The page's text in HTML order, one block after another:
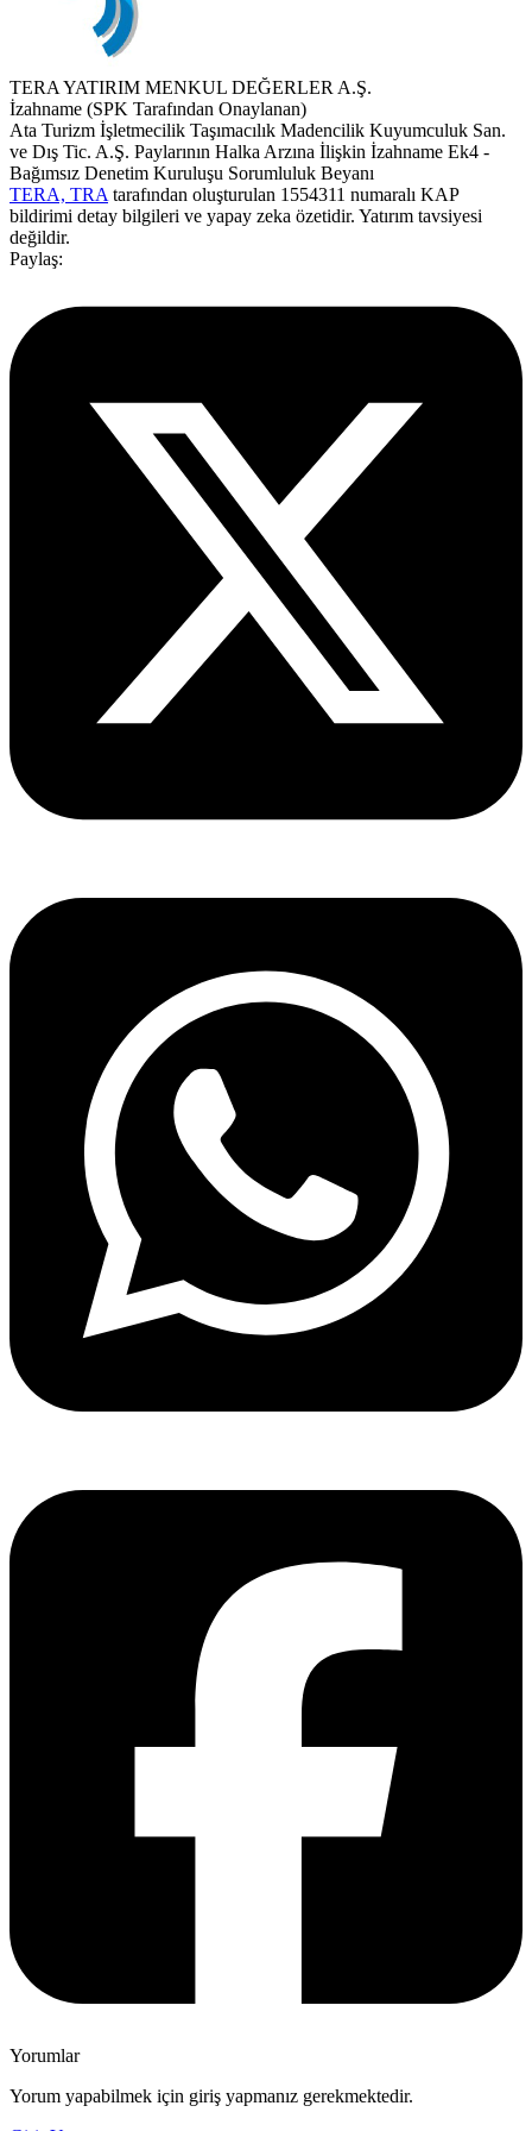
TERA YATIRIM MENKUL DEĞERLER A.Ş.
İzahname (SPK Tarafından Onaylanan)
Ata Turizm İşletmecilik Taşımacılık Madencilik Kuyumculuk San.
ve Dış Tic. A.Ş. Paylarının Halka Arzına İlişkin İzahname Ek4 -
Bağımsız Denetim Kuruluşu Sorumluluk Beyanı
TERA, TRA tarafından oluşturulan 1554311 numaralı KAP
bildirimi detay bilgileri ve yapay zeka özetidir. Yatırım tavsiyesi
değildir.
Paylaş:
Yorumlar
Yorum yapabilmek için giriş yapmanız gerekmektedir.